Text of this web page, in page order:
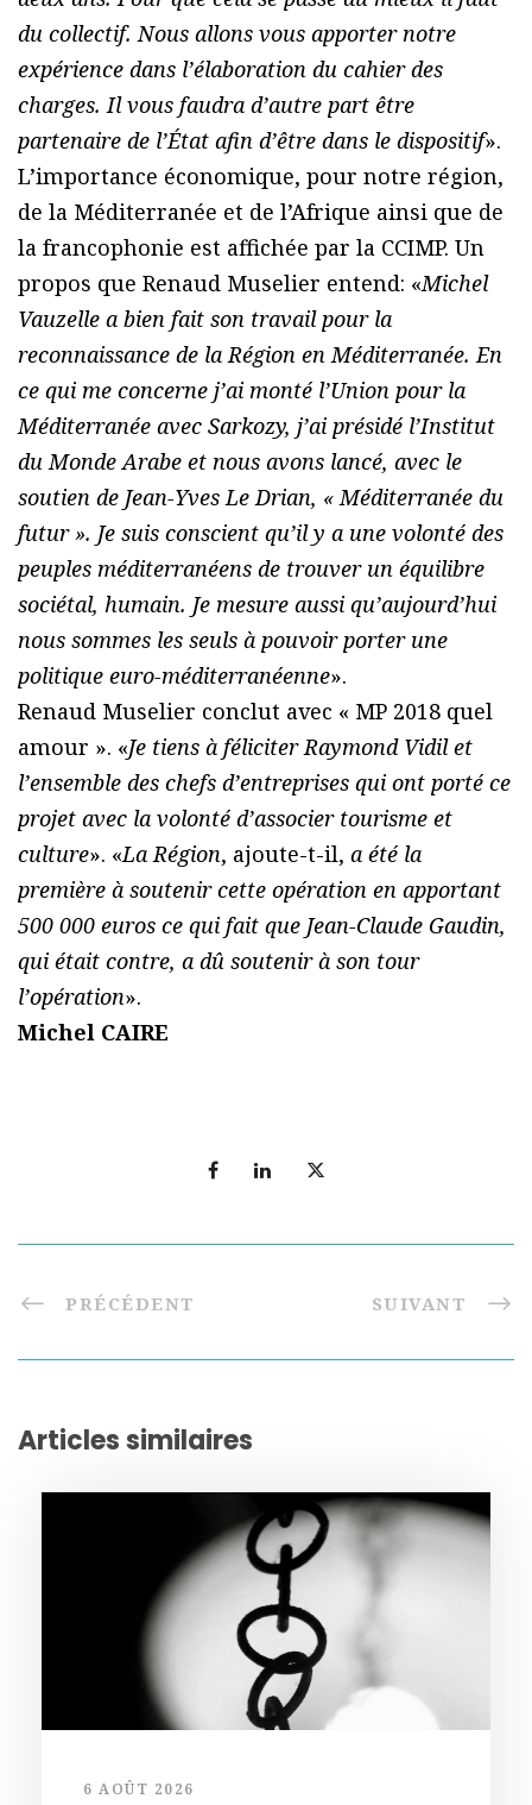
du collectif. Nous allons vous apporter notre
expérience dans l’élaboration du cahier des
charges. Il vous faudra d’autre part être
partenaire de l’État afin d’être dans le dispositif».
L’importance économique, pour notre région,
de la Méditerranée et de l’Afrique ainsi que de
la francophonie est affichée par la CCIMP. Un
propos que Renaud Muselier entend: «Michel
Vauzelle a bien fait son travail pour la
reconnaissance de la Région en Méditerranée. En
ce qui me concerne j’ai monté l’Union pour la
Méditerranée avec Sarkozy, j’ai présidé l’Institut
du Monde Arabe et nous avons lancé, avec le
soutien de Jean-Yves Le Drian, « Méditerranée du
futur ». Je suis conscient qu’il y a une volonté des
peuples méditerranéens de trouver un équilibre
sociétal, humain. Je mesure aussi qu’aujourd’hui
nous sommes les seuls à pouvoir porter une
politique euro-méditerranéenne».
Renaud Muselier conclut avec « MP 2018 quel
amour ». «Je tiens à féliciter Raymond Vidil et
l’ensemble des chefs d’entreprises qui ont porté ce
projet avec la volonté d’associer tourisme et
culture». «La Région, ajoute-t-il, a été la
première à soutenir cette opération en apportant
500 000 euros ce qui fait que Jean-Claude Gaudin,
qui était contre, a dû soutenir à son tour
l’opération».
Michel CAIRE
PRÉCÉDENT SUIVANT
Articles similaires
6 AOÛT 2026